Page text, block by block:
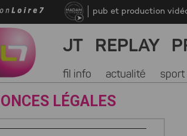
pub et production
JT REPLAY
fil info actualité sport
LÉGALES